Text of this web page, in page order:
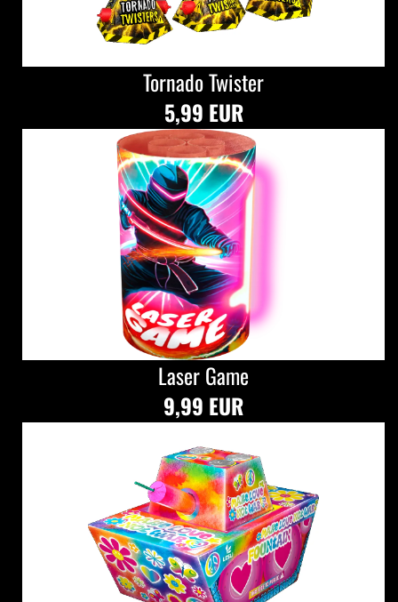
Tornado Twister
5,99 EUR
Laser Game
9,99 EUR